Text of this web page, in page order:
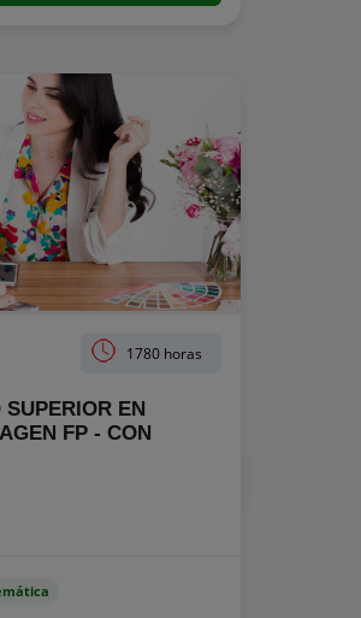
1780 horas
EN
FP - CON